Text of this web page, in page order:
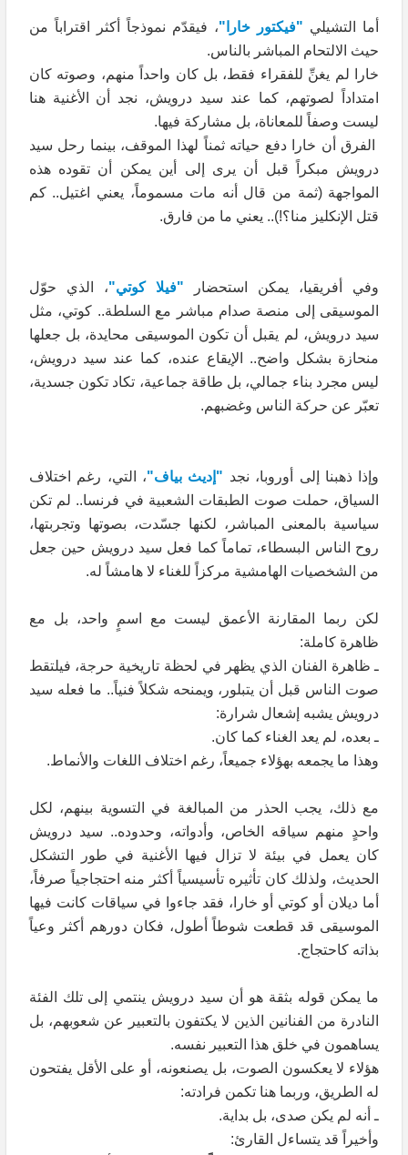
أما التشيلي "فيكتور خارا"، فيقدّم نموذجاً أكثر اقتراباً من
حيث الالتحام المباشر بالناس.
خارا لم يغنِّ للفقراء فقط، بل كان واحداً منهم، وصوته كان
امتداداً لصوتهم، كما عند سيد درويش، نجد أن الأغنية هنا
ليست وصفاً للمعاناة، بل مشاركة فيها.
الفرق أن خارا دفع حياته ثمناً لهذا الموقف، بينما رحل سيد
درويش مبكراً قبل أن يرى إلى أين يمكن أن تقوده هذه
المواجهة (ثمة من قال أنه مات مسموماً، يعني اغتيل.. كم
قتل الإنكليز منا؟!).. يعني ما من فارق.
وفي أفريقيا، يمكن استحضار "فيلا كوتي"، الذي حوّل
الموسيقى إلى منصة صدام مباشر مع السلطة.. كوتي، مثل
سيد درويش، لم يقبل أن تكون الموسيقى محايدة، بل جعلها
منحازة بشكل واضح.. الإيقاع عنده، كما عند سيد درويش،
ليس مجرد بناء جمالي، بل طاقة جماعية، تكاد تكون جسدية،
تعبّر عن حركة الناس وغضبهم.
وإذا ذهبنا إلى أوروبا، نجد "إديث بياف"، التي، رغم اختلاف
السياق، حملت صوت الطبقات الشعبية في فرنسا.. لم تكن
سياسية بالمعنى المباشر، لكنها جسّدت، بصوتها وتجربتها،
روح الناس البسطاء، تماماً كما فعل سيد درويش حين جعل
من الشخصيات الهامشية مركزاً للغناء لا هامشاً له.
لكن ربما المقارنة الأعمق ليست مع اسمٍ واحد، بل مع
ظاهرة كاملة:
ـ ظاهرة الفنان الذي يظهر في لحظة تاريخية حرجة، فيلتقط
صوت الناس قبل أن يتبلور، ويمنحه شكلاً فنياً.. ما فعله سيد
درويش يشبه إشعال شرارة:
ـ بعده، لم يعد الغناء كما كان.
وهذا ما يجمعه بهؤلاء جميعاً، رغم اختلاف اللغات والأنماط.
مع ذلك، يجب الحذر من المبالغة في التسوية بينهم، لكل
واحدٍ منهم سياقه الخاص، وأدواته، وحدوده.. سيد درويش
كان يعمل في بيئة لا تزال فيها الأغنية في طور التشكل
الحديث، ولذلك كان تأثيره تأسيسياً أكثر منه احتجاجياً صرفاً،
أما ديلان أو كوتي أو خارا، فقد جاءوا في سياقات كانت فيها
الموسيقى قد قطعت شوطاً أطول، فكان دورهم أكثر وعياً
بذاته كاحتجاج.
ما يمكن قوله بثقة هو أن سيد درويش ينتمي إلى تلك الفئة
النادرة من الفنانين الذين لا يكتفون بالتعبير عن شعوبهم، بل
يساهمون في خلق هذا التعبير نفسه.
هؤلاء لا يعكسون الصوت، بل يصنعونه، أو على الأقل يفتحون
له الطريق، وربما هنا تكمن فرادته:
ـ أنه لم يكن صدى، بل بداية.
وأخيراً قد يتساءل القارئ: